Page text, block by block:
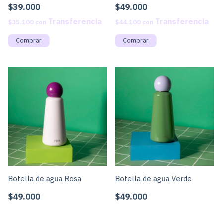
$39.000
$35.100 con
$49.000
$44.100 con
Botella de agua Rosa
$49.000
Botella de agua Verde
$49.000